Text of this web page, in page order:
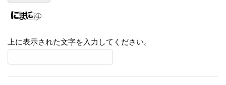
上に表示された文字を入力してください。